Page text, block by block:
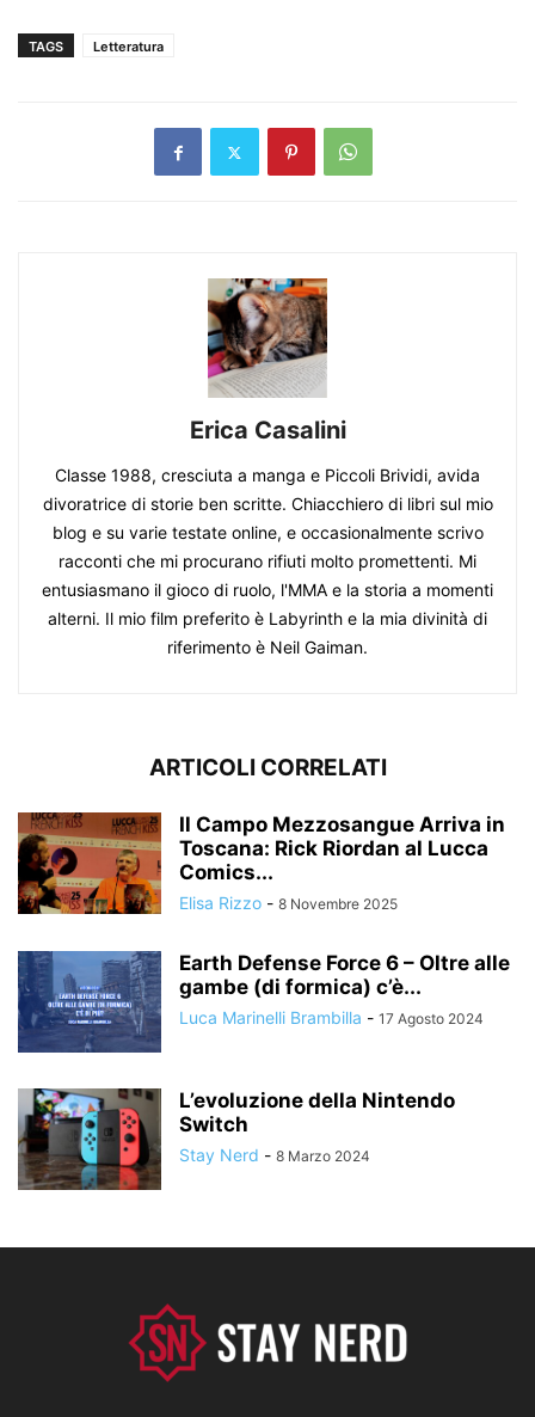
TAGS Letteratura
Erica Casalini
Classe 1988, cresciuta a manga e Piccoli Brividi, avida
divoratrice di storie ben scritte. Chiacchiero di libri sul mio
blog e su varie testate online, e occasionalmente scrivo
racconti che mi procurano rifiuti molto promettenti. Mi
entusiasmano il gioco di ruolo, l'MMA e la storia a momenti
alterni. Il mio film preferito è Labyrinth e la mia divinità di
riferimento è Neil Gaiman.
ARTICOLI CORRELATI
Il Campo Mezzosangue Arriva in
Toscana: Rick Riordan al Lucca
Comics...
Elisa Rizzo - 8 Novembre 2025
Earth Defense Force 6 – Oltre alle
gambe (di formica) c’è...
Luca Marinelli Brambilla - 17 Agosto 2024
L’evoluzione della Nintendo
Switch
Stay Nerd - 8 Marzo 2024